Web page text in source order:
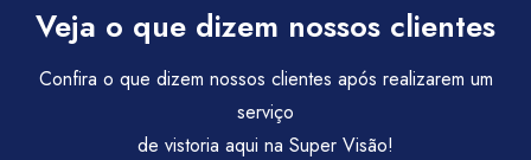
Veja o que dizem nossos clientes
Confira o que dizem nossos clientes após realizarem um
serviço
de vistoria aqui na Super Visão!